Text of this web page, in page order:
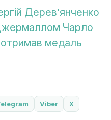
Дерев’янченко
Чарло
медаль
Viber X